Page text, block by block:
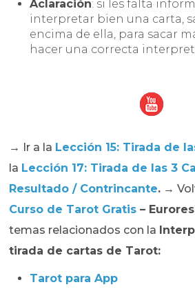
Aclaración: si les falta
interpretar bien una carta,
encima de ella, para sacar
hacer una correcta
→ Ir a la Lección 15: Tirada de
la Lección 17: Tirada de las 3
Resultado / Contrincante. →
Curso de Tarot Gratis –
temas relacionados con la
tirada de cartas de Tarot:
Tarot para App